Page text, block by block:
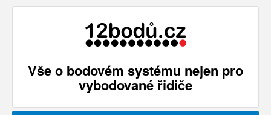
Vše o bodovém systému nejen pro
vybodované řidiče